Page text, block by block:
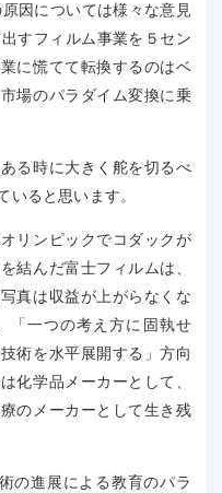
因については様々な意見
すフィルム事業を５セン
に慌てて転換するのはベ
場のパラダイム変換に乗
る時に大きく舵を切るべ
いると思います。
リンピックでコダックが
結んだ富士フィルムは、
真は収益が上がらなくな
「一つの考え方に固執せ
術を水平展開する」方向
化学品メーカーとして、
のメーカーとして生き残
の進展による教育のパラ